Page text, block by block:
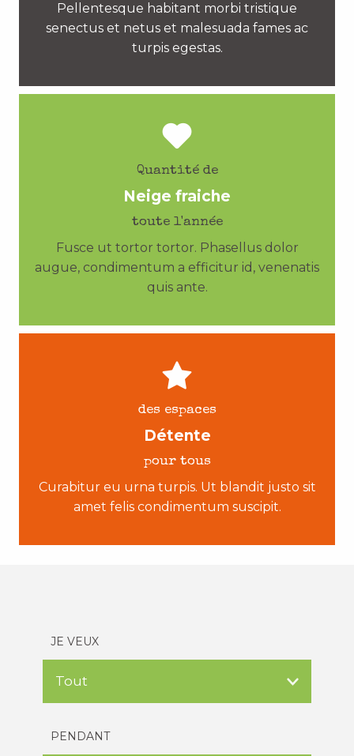
Pellentesque habitant morbi tristique
senectus et netus et malesuada fames ac
turpis egestas.
Quantité de
Neige fraiche
toute l'année
Fusce ut tortor tortor. Phasellus dolor
augue, condimentum a efficitur id, venenatis
quis ante.
des espaces
Détente
pour tous
Curabitur eu urna turpis. Ut blandit justo sit
amet felis condimentum suscipit.
JE VEUX
PENDANT